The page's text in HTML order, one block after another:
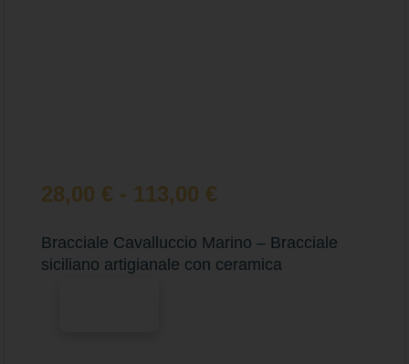
28,00 € - 113,00 €
Bracciale Cavalluccio Marino – Bracciale
siciliano artigianale con ceramica